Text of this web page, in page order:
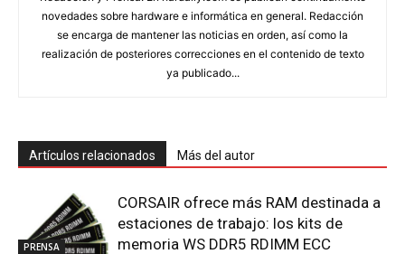
novedades sobre hardware e informática en general. Redacción
se encarga de mantener las noticias en orden, así como la
realización de posteriores correcciones en el contenido de texto
ya publicado...
Artículos relacionados Más del autor
PRENSA
CORSAIR ofrece más RAM destinada a
estaciones de trabajo: los kits de
memoria WS DDR5 RDIMM ECC